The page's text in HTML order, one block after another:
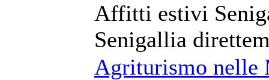
Affitti estivi
Senigallia
Agriturismo nelle